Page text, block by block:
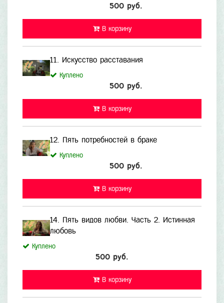
500 руб.
В корзину
11. Искусство расставания
Куплено
500 руб.
В корзину
12. Пять потребностей в браке
Куплено
500 руб.
В корзину
14. Пять видов любви. Часть 2. Истинная
любовь
Куплено
500 руб.
В корзину